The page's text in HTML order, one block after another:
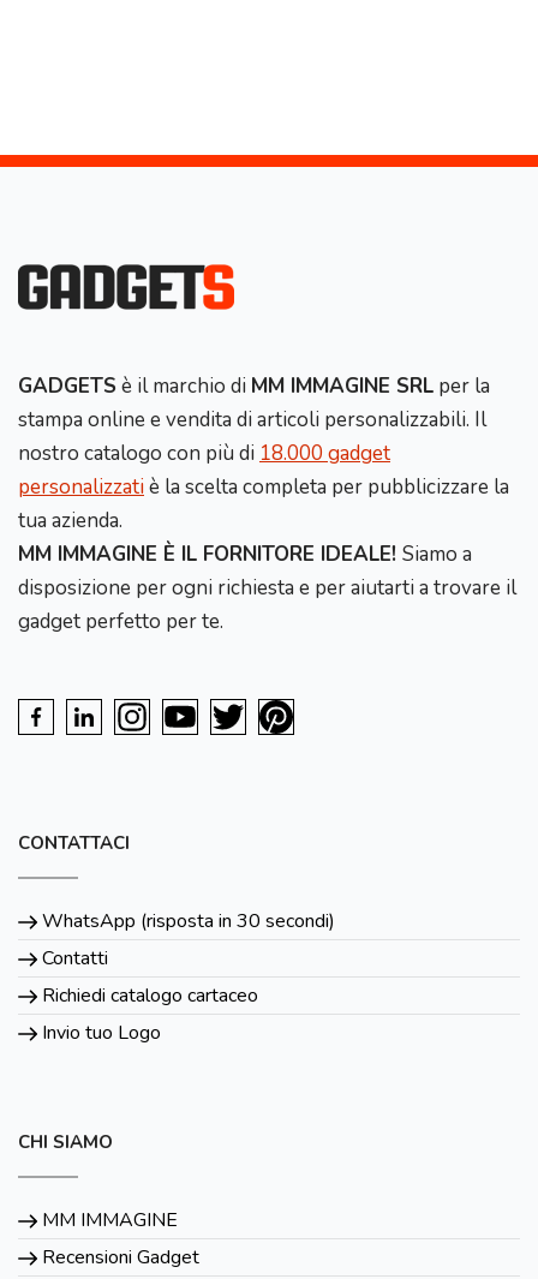
GADGETS è il marchio di MM IMMAGINE SRL per la
stampa online e vendita di articoli personalizzabili. Il
nostro catalogo con più di 18.000 gadget
personalizzatiè la scelta completa per pubblicizzare la
tua azienda.
MM IMMAGINE È IL FORNITORE IDEALE! Siamo a
disposizione per ogni richiesta e per aiutarti a trovare il
gadget perfetto per te.
CONTATTACI
WhatsApp (risposta in 30 secondi)
Contatti
Richiedi catalogo cartaceo
Invio tuo Logo
CHI SIAMO
MM IMMAGINE
Recensioni Gadget